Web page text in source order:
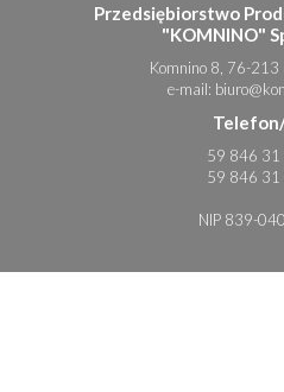
Przedsiębiorstwo
"KOMNINO"
Komnino 8, 76-213
e-mail:
59 846 31
59 846 31
NIP 839-